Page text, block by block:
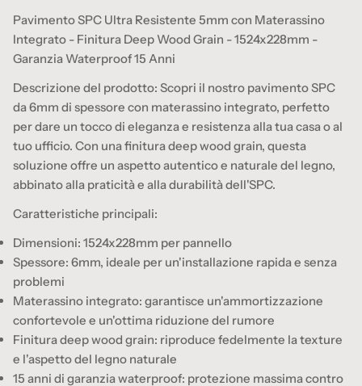
Pavimento SPC Ultra Resistente 5mm con Materassino
Integrato - Finitura Deep Wood Grain - 1524x228mm -
Garanzia Waterproof 15 Anni
Descrizione del prodotto: Scopri il nostro pavimento SPC
da 6mm di spessore con materassino integrato, perfetto
per dare un tocco di eleganza e resistenza alla tua casa o al
tuo ufficio. Con una finitura deep wood grain, questa
soluzione offre un aspetto autentico e naturale del legno,
abbinato alla praticità e alla durabilità dell'SPC.
Caratteristiche principali:
Dimensioni: 1524x228mm per pannello
Spessore: 6mm, ideale per un'installazione rapida e senza
problemi
Materassino integrato: garantisce un'ammortizzazione
confortevole e un'ottima riduzione del rumore
Finitura deep wood grain: riproduce fedelmente la texture
e l'aspetto del legno naturale
15 anni di garanzia waterproof: protezione massima contro